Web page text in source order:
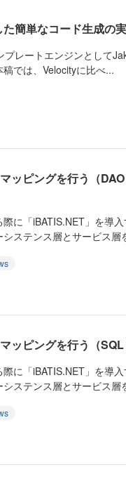
簡単なコード生成の
プレートエンジンとして
では、Velocityに比べ...
ッピングを行う（
に「iBATIS.NET」を導
ステンス層とサービス層
ッピングを行う（SQL
に「iBATIS.NET」を導
ステンス層とサービス層